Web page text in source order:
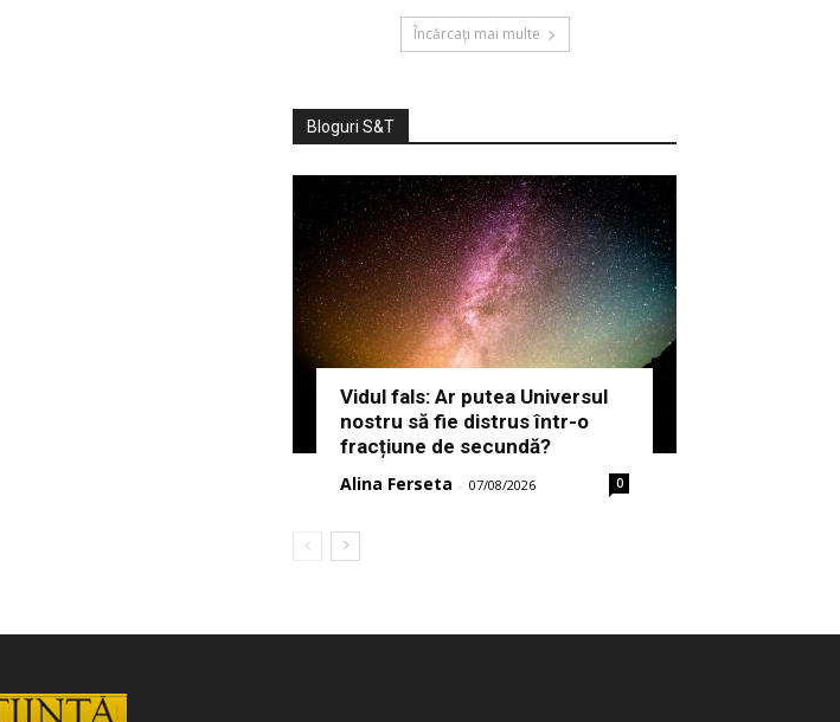
Încărcați mai multe
Bloguri S&T
Vidul fals: Ar putea Universul
nostru să fie distrus într-o
fracțiune de secundă?
Alina Ferseta - 07/08/2026 0